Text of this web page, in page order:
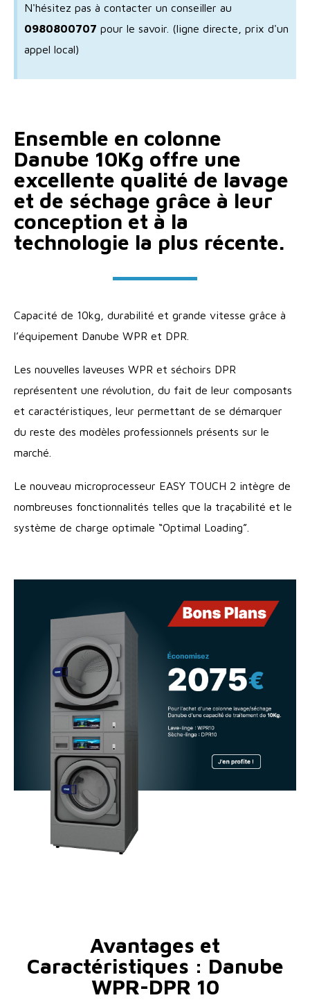
N'hésitez pas à contacter un conseiller au
0980800707 pour le savoir. (ligne directe, prix d'un
appel local)
Ensemble en colonne
Danube 10Kg offre une
excellente qualité de lavage
et de séchage grâce à leur
conception et à la
technologie la plus récente.
Capacité de 10kg, durabilité et grande vitesse grâce à
l’équipement Danube WPR et DPR.
Les nouvelles laveuses WPR et séchoirs DPR
représentent une révolution, du fait de leur composants
et caractéristiques, leur permettant de se démarquer
du reste des modèles professionnels présents sur le
marché.
Le nouveau microprocesseur EASY TOUCH 2 intègre de
nombreuses fonctionnalités telles que la traçabilité et le
système de charge optimale “Optimal Loading”.
Avantages et
Caractéristiques : Danube
WPR-DPR 10